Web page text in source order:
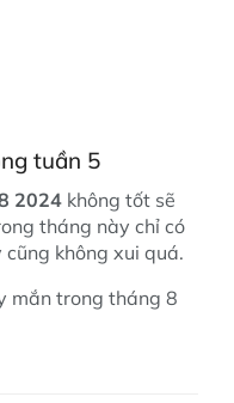
tuần 5
2024 không tốt sẽ
tháng này chỉ có
không xui quá.
mắn trong tháng 8